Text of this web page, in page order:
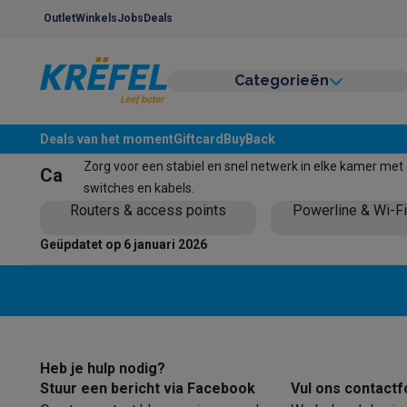
OutletWinkelsJobs Deals
Categorieën
Groot elektro & inbouw
Vaatwassers VaatwassersInbouw vaatwassers
Koelen & vriezenKoelkastenInbouw koelkasten
Inbouwtoestellen Inbouw vaatwassers
Ovens & microgolfovensOvens
Microgolfovens
Dampkappen Dampkappen
Kleine keukenapparaten
OntbijtWaterkokersBroodroosters
Frituren & grillenAirfryersFriteuses GrillsTeppanYaki
Deals van het momentGiftcard BuyBack
Netwerk & wifi
Zorg voor een stabiel en snel netwerk in elke kamer
switches en kabels.
Categorieën
Routers & access points Powerline & Wi-
Geüpdatet op 6 januari 2026
Heb je hulp nodig?
Stuur een bericht via Facebook
Vul ons